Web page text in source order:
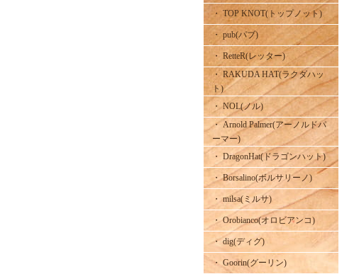
・ TOP KNOT(トップノット)
・ pub(パブ)
・ RetteR(レッター)
・ RAKUDA HAT(ラクダハッ
ト)
・ NOL(ノル)
・ Arnold Palmer(アーノルドパ
ーマー)
・ DragonHat(ドラゴンハット)
・ Borsalino(ボルサリーノ)
・ milsa(ミルサ)
・ Orobianco(オロビアンコ)
・ dig(ディグ)
・ Goorin(グーリン)